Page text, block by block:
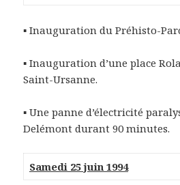
▪ Inauguration du Préhisto-
▪ Inauguration d’une place
Saint-Ursanne.
▪ Une panne d’électricité
Delémont durant 90 minutes.
Samedi 25 juin 1994